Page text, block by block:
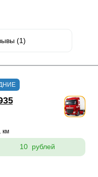
(1)
км
10 рублей